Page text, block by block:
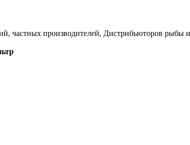
частных производителей, Дистрибьюторов рыбы